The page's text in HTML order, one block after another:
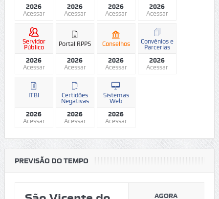
2026
Acessar
2026
Acessar
2026
Acessar
2026
Acessar
Servidor
Público
2026
Acessar
Portal RPPS
2026
Acessar
Conselhos
2026
Acessar
Convênios e
Parcerias
2026
Acessar
ITBI
2026
Acessar
Certidões
Negativas
2026
Acessar
Sistemas
Web
2026
Acessar
PREVISÃO DO TEMPO
AGORA